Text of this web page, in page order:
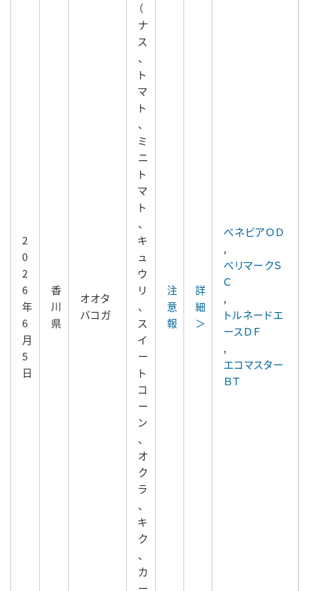
2
0
2
6
年
6
月
5
日
香
川
県
オオタ
バコガ
（
ナ
ス
、
ト
マ
ト
、
ミ
ニ
ト
マ
ト
、
キ
ュ
ウ
リ
、
ス
イ
ー
ト
コ
ー
ン
、
オ
ク
ラ
、
キ
ク
、
カ
ー
注
意
報
詳
細
＞
べネビアＯＤ
,
べリマークＳ
Ｃ
,
トルネードエ
ースＤＦ
,
エコマスター
ＢＴ